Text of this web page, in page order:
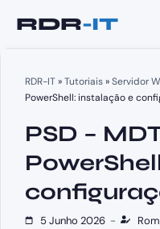
para
RDR-IT»Tutoriais»Servidor
PowerShell: instalação e
PSD –
5 Junho 2026 -